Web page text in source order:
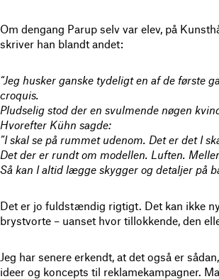
Om dengang Parup selv var elev, på
skriver han blandt andet:
“Jeg husker ganske tydeligt en af de første
croquis.
Pludselig stod der en svulmende nøgen
Hvorefter Kühn sagde:
”I skal se på rummet udenom. Det er det I
Det der er rundt om modellen. Luften.
Så kan I altid lægge skygger og detaljer på
Det er jo fuldstændig rigtigt. Det kan ikke
brystvorte – uanset hvor tillokkende, den
Jeg har senere erkendt, at det også er
ideer og koncepts til reklamekampagner.